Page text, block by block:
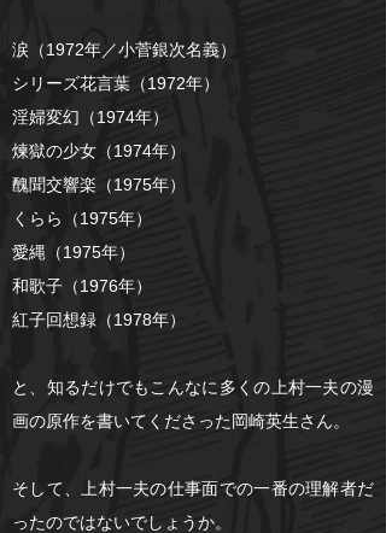
涙（1972年／小菅銀次名義）
シリーズ花言葉（1972年）
淫婦変幻（1974年）
煉獄の少女（1974年）
醜聞交響楽（1975年）
くらら（1975年）
愛縄（1975年）
和歌子（1976年）
紅子回想録（1978年）
と、知るだけでもこんなに多くの上村一夫の漫
画の原作を書いてくださった岡崎英生さん。
そして、上村一夫の仕事面での一番の理解者だ
ったのではないでしょうか。